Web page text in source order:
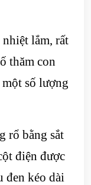
lắm, rất
thăm con
số lượng
rổ bằng sắt
điện được
đen kéo dài